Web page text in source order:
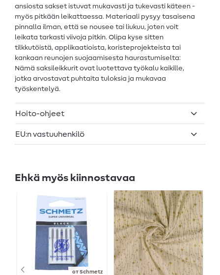
ansiosta sakset istuvat mukavasti ja tukevasti käteen -
myös pitkään leikattaessa. Materiaali pysyy tasaisena
pinnalla ilman, että se nousee tai liukuu, joten voit
leikata tarkasti viivoja pitkin. Olipa kyse sitten
tilkkutöistä, applikaatioista, koristeprojekteista tai
kankaan reunojen suojaamisesta haurastumiselta:
Nämä saksileikkurit ovat luotettava työkalu kaikille,
jotka arvostavat puhtaita tuloksia ja mukavaa
työskentelyä.
Hoito-ohjeet
EU:n vastuuhenkilö
Ehkä myös kiinnostavaa
от Schmetz